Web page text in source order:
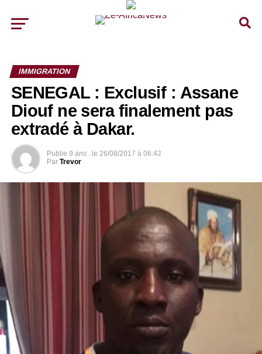
IMMIGRATION
SENEGAL : Exclusif : Assane
Diouf ne sera finalement pas
extradé à Dakar.
Publie 9 ans . le 26/08/2017 à 06:42
Par Trevor